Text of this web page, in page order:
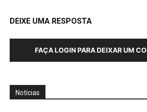
DEIXE UMA RESPOSTA
FAÇA LOGIN PARA DEIXAR UM
Notícias